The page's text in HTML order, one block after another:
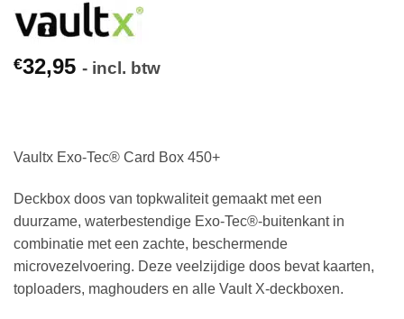
€32,95 - incl. btw
Vaultx Exo-Tec® Card Box 450+
Deckbox doos van topkwaliteit gemaakt met een
duurzame, waterbestendige Exo-Tec®-buitenkant in
combinatie met een zachte, beschermende
microvezelvoering. Deze veelzijdige doos bevat kaarten,
toploaders, maghouders en alle Vault X-deckboxen.